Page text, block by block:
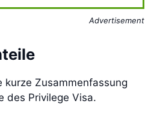
Advertisement
kurze Zusammenfassung
des Privilege Visa.